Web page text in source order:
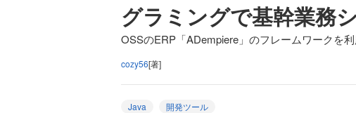
グラミングで基幹業務
OSSのERP「ADempiere」のフレームワークを
cozy56[著]
Java 開発ツール